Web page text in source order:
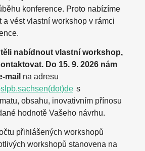
konference. Proto nabízíme
a vést vlastní workshop v rámci
nabídnout vlastní workshop,
Do 15. 9. 2026 nám
mail na adresu
s
obsahu, inovativním přínosu
hodnotě Vašeho návrhu.
přihlášených workshopů
workshopů stanovena na